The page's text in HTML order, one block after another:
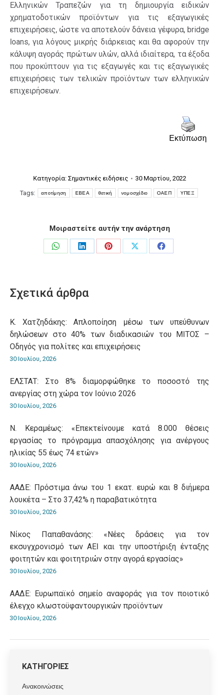
Ελληνικών Τραπεζών για τη δημιουργία ειδικών
χρηματοδοτικών προϊόντων για τις εξαγωγικές
επιχειρήσεις, ώστε να αποτελούν δάνεια γέφυρα, bridge
loans, για λόγους μικρής διάρκειας και θα αφορούν την
κάλυψη αγοράς πρώτων υλών, αλλά ιδιαίτερα, τα έξοδα
που προκύπτουν για τις εξαγωγές και τις εξαγωγικές
επιχειρήσεις των τελικών προϊόντων των ελληνικών
επιχειρήσεων.
Εκτύπωση
Κατηγορία: Σημαντικές ειδήσεις
30 Μαρτίου, 2022
Tags:
αποτίμηση ΕΒΕΑ θετική νομοσχέδιο ΟΑΕΠ ΥΠΕΞ
Μοιραστείτε αυτήν την ανάρτηση
Share
Share
Share
Share
Share
Σχετικά άρθρα
Κ. Χατζηδάκης: Aπλοποίηση μέσω των υπεύθυνων
δηλώσεων στο 40% των διαδικασιών του ΜΙΤΟΣ –
Οδηγός για πολίτες και επιχειρήσεις
30 Ιουλίου, 2026
ΕΛΣΤΑΤ: Στο 8% διαμορφώθηκε το ποσοστό της
ανεργίας στη χώρα τον Ιούνιο 2026
30 Ιουλίου, 2026
Ν. Κεραμέως: «Επεκτείνουμε κατά 8.000 θέσεις
εργασίας το πρόγραμμα απασχόλησης για ανέργους
ηλικίας 55 έως 74 ετών»
30 Ιουλίου, 2026
ΑΑΔΕ: Πρόστιμα άνω του 1 εκατ. ευρώ και 8 διήμερα
λουκέτα – Στο 37,42% η παραβατικότητα
30 Ιουλίου, 2026
Νίκος Παπαθανάσης: «Νέες δράσεις για τον
εκσυγχρονισμό των ΑΕΙ και την υποστήριξη ένταξης
φοιτητών και φοιτητριών στην αγορά εργασίας»
30 Ιουλίου, 2026
ΑΑΔΕ: Ευρωπαϊκό σημείο αναφοράς για τον ποιοτικό
έλεγχο κλωστοϋφαντουργικών προϊόντων
30 Ιουλίου, 2026
ΚΑΤΗΓΟΡΙΕΣ
Ανακοινώσεις